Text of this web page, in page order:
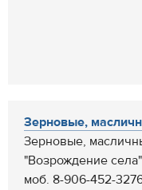
Зерновые,
Зерновые,
"Возрождение села"
моб. 8-906-452-